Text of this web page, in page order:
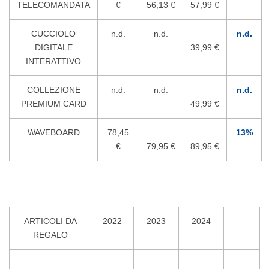
TELECOMANDATA € 56,13 € 57,99 €
CUCCIOLO
DIGITALE
INTERATTIVO
n.d.
n.d.
39,99 €
n.d.
COLLEZIONE
PREMIUM CARD
n.d.
n.d.
49,99 €
n.d.
WAVEBOARD
78,45
€
79,95 € 89,95 €
13%
ARTICOLI DA
REGALO
2022 2023 2024